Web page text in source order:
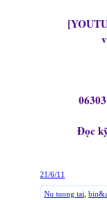
Đọc
21/6/11
Nu tuong tai